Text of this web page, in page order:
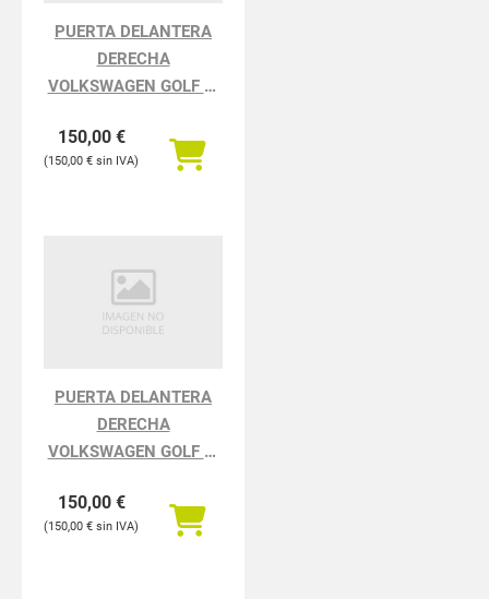
PUERTA DELANTERA
DERECHA
VOLKSWAGEN GOLF VI
BlueMotion
150,00 €
150,00 €
PUERTA DELANTERA
DERECHA
VOLKSWAGEN GOLF VI
150,00 €
150,00 €